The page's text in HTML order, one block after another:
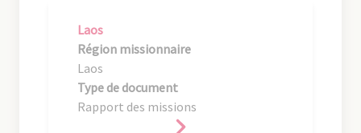
Laos
Région missionnaire
Laos
Type de document
Rapport des missions